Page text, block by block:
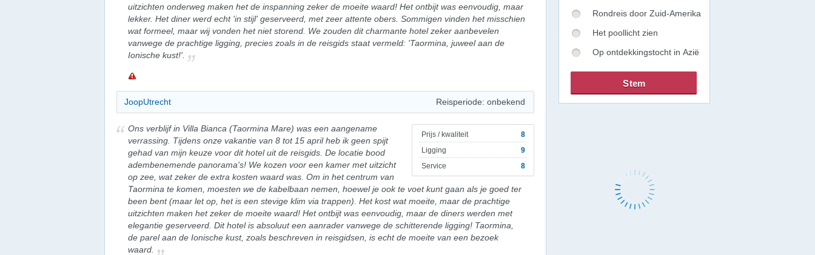
uitzichten onderweg maken het de inspanning zeker de moeite waard! Het ontbijt was eenvoudig, maar
lekker. Het diner werd echt 'in stijl' geserveerd, met zeer attente obers. Sommigen vinden het misschien
wat formeel, maar wij vonden het niet storend. We zouden dit charmante hotel zeker aanbevelen
vanwege de prachtige ligging, precies zoals in de reisgids staat vermeld: 'Taormina, juweel aan de
Ionische kust!'.
JoopUtrecht Reisperiode: onbekend
Prijs / kwaliteit
8
Ligging
9
Service
8
Ons verblijf in Villa Bianca (Taormina Mare) was een aangename
verrassing. Tijdens onze vakantie van 8 tot 15 april heb ik geen spijt
gehad van mijn keuze voor dit hotel uit de reisgids. De locatie bood
adembenemende panorama's! We kozen voor een kamer met uitzicht
op zee, wat zeker de extra kosten waard was. Om in het centrum van
Taormina te komen, moesten we de kabelbaan nemen, hoewel je ook te voet kunt gaan als je goed ter
been bent (maar let op, het is een stevige klim via trappen). Het kost wat moeite, maar de prachtige
uitzichten maken het zeker de moeite waard! Het ontbijt was eenvoudig, maar de diners werden met
elegantie geserveerd. Dit hotel is absoluut een aanrader vanwege de schitterende ligging! Taormina,
de parel aan de Ionische kust, zoals beschreven in reisgidsen, is echt de moeite van een bezoek
waard.
Rondreis door Zuid-Amerika
Het poollicht zien
Op ontdekkingstocht in Azië